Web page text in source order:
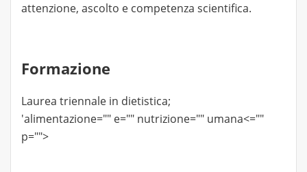
attenzione, ascolto e competenza scientifica.
Formazione
Laurea triennale in dietistica;
'alimentazione="" e="" nutrizione="" umana<=""
p="">